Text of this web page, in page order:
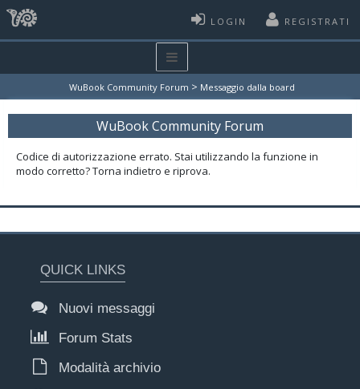
LOGIN REGISTRATI
WuBook Community Forum > Messaggio dalla board
WuBook Community Forum
Codice di autorizzazione errato. Stai utilizzando la funzione in
modo corretto? Torna indietro e riprova.
QUICK LINKS
Nuovi messaggi
Forum Stats
Modalità archivio